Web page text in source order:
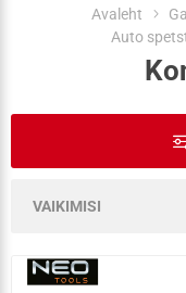
Avaleht
Auto